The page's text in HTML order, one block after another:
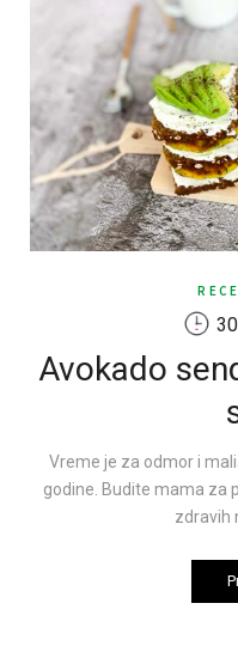
Avokado
Vreme je za odmor i
godine. Budite mama za
zdravih